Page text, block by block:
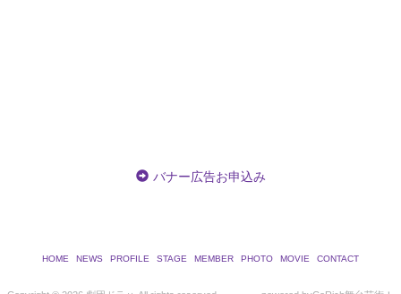
バナー広告お申込み
HOME NEWS PROFILE STAGE MEMBER PHOTO MOVIE CONTACT